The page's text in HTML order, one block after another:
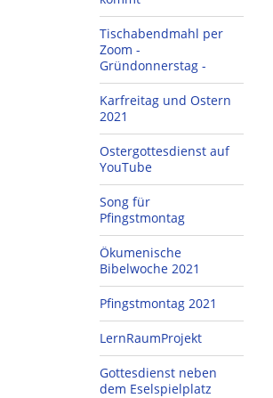
Tischabendmahl per
Zoom -
Gründonnerstag -
Karfreitag und Ostern
2021
Ostergottesdienst auf
YouTube
Song für
Pfingstmontag
Ökumenische
Bibelwoche 2021
Pfingstmontag 2021
LernRaumProjekt
Gottesdienst neben
dem Eselspielplatz